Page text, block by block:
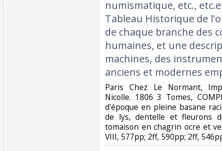
numismatique, etc.,
Tableau Historique de
de chaque branche des
humaines, et une
machines, des
anciens et modernes
‎Paris Chez Le Normant,
Nicolle. 1806 3 Tomes,
d'époque en pleine basane
de lys, dentelle et fleurons
tomaison en chagrin ocre et
VIII, 577pp; 2ff, 590pp; 2ff,